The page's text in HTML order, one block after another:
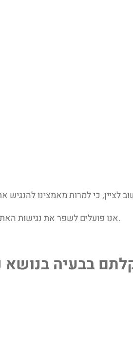
אנו פועלים לשפר את נגישות האתר שלנו כל העת, כחלק ממחויבותנו לאפשר לכלל האוכלוסייה להשתמש בו, כולל אנשים עם מוגבלות.
בבעיה